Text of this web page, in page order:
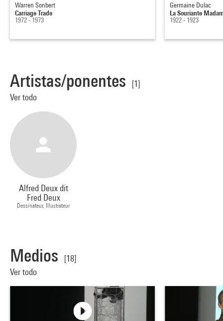
Warren Sonbert
Carriage Trade
1972 - 1973
Germaine Dulac
La Souriante
1922 - 1923
Artistas/ponentes
[1]
Ver todo
Alfred Deux dit
Fred Deux
Dessinateur, Illustrateur
Medios
[18]
Ver todo